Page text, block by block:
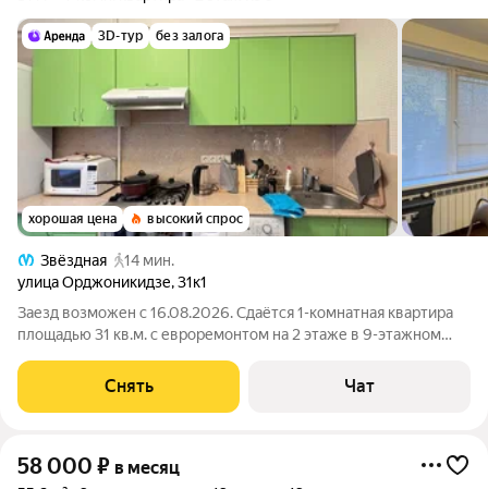
3D-тур без залога
хорошая цена высокий спрос
Звёздная
14 мин.
улица Орджоникидзе,31к1
Заезд возможен с 16.08.2026. Сдаётся 1-комнатная квартира
площадью 31 кв.м. с евроремонтом на 2 этаже в 9-этажном
Пылесос Дом -
Снять Чат
58 000 ₽ в месяц